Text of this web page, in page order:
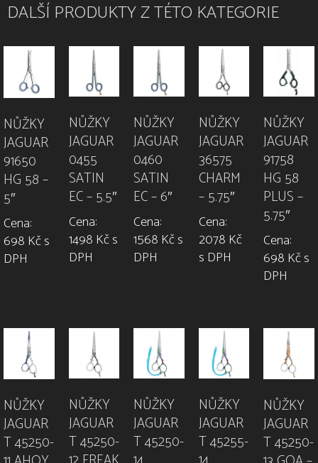
DALŠÍ PRODUKTY Z TÉTO KATEGORIE
NŮŽKY
JAGUAR
91650
HG 58 –
5″
Cena:
698 Kč s
DPH
NŮŽKY
JAGUAR
0455
SATIN
EC – 5.5″
Cena:
1498 Kč s
DPH
NŮŽKY
JAGUAR
0460
SATIN
EC – 6″
Cena:
1568 Kč s
DPH
NŮŽKY
JAGUAR
36575
CHARM
– 5.75″
Cena:
2078 Kč
s DPH
NŮŽKY
JAGUAR
91758
HG 58
PLUS –
5.75″
Cena:
698 Kč s
DPH
NŮŽKY
JAGUAR
T 45250-
NŮŽKY
JAGUAR
T 45250-
NŮŽKY
JAGUAR
T 45250-
NŮŽKY
JAGUAR
T 45255-
NŮŽKY
JAGUAR
T 45250-